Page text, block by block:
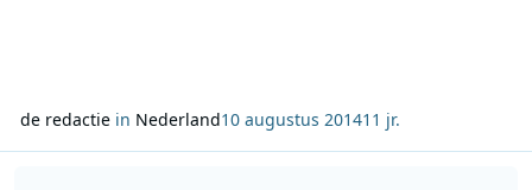
de redactiein Nederland10 augustus 201411 jr.